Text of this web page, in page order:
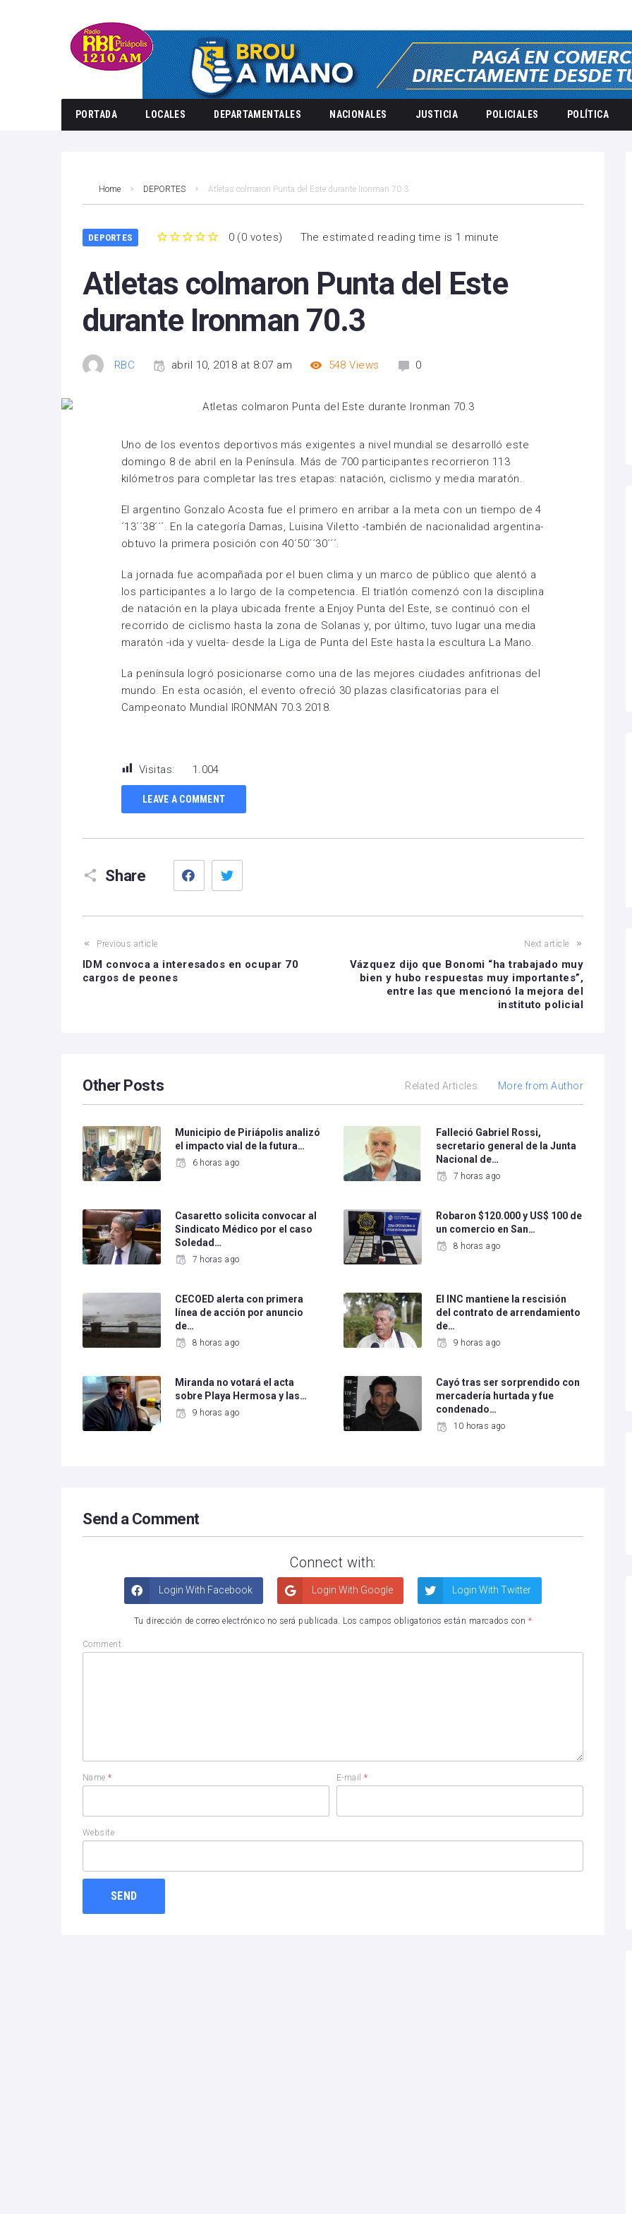
PORTADA LOCALES DEPARTAMENTALES NACIONALES JUSTICIA POLICIALES POLÍTICA
Home DEPORTES Atletas colmaron Punta del Este durante Ironman 70.3
DEPORTES 0 (0 votes) The estimated reading time is 1 minute
Atletas colmaron Punta del Este
durante Ironman 70.3
RBC abril 10, 2018 at 8:07 am 548 Views 0
Uno de los eventos deportivos más exigentes a nivel mundial se desarrolló este
domingo 8 de abril en la Península. Más de 700 participantes recorrieron 113
kilómetros para completar las tres etapas: natación, ciclismo y media maratón.
El argentino Gonzalo Acosta fue el primero en arribar a la meta con un tiempo de 4
´13´´38´´´. En la categoría Damas, Luisina Viletto -también de nacionalidad argentina-
obtuvo la primera posición con 40´50´´30´´´.
La jornada fue acompañada por el buen clima y un marco de público que alentó a
los participantes a lo largo de la competencia. El triatlón comenzó con la disciplina
de natación en la playa ubicada frente a Enjoy Punta del Este, se continuó con el
recorrido de ciclismo hasta la zona de Solanas y, por último, tuvo lugar una media
maratón -ida y vuelta- desde la Liga de Punta del Este hasta la escultura La Mano.
La península logró posicionarse como una de las mejores ciudades anfitrionas del
mundo. En esta ocasión, el evento ofreció 30 plazas clasificatorias para el
Campeonato Mundial IRONMAN 70.3 2018.
Visitas: 1.004
LEAVE A COMMENT
Share
Facebook
Previous article
IDM convoca a interesados en ocupar 70
cargos de peones
Next article
Vázquez dijo que Bonomi “ha trabajado muy
bien y hubo respuestas muy importantes”,
entre las que mencionó la mejora del
instituto policial
Other Posts Related Articles More from Author
Municipio de Piriápolis analizó
el impacto vial de la futura…
6 horas ago
Falleció Gabriel Rossi,
secretario general de la Junta
Nacional de…
7 horas ago
Casaretto solicita convocar al
Sindicato Médico por el caso
Soledad…
7 horas ago
Robaron $120.000 y US$ 100 de
un comercio en San…
8 horas ago
CECOED alerta con primera
línea de acción por anuncio
de…
8 horas ago
El INC mantiene la rescisión
del contrato de arrendamiento
de…
9 horas ago
Miranda no votará el acta
sobre Playa Hermosa y las…
9 horas ago
Cayó tras ser sorprendido con
mercadería hurtada y fue
condenado…
10 horas ago
Send a Comment
Connect with:
Login With Facebook Login With Google Login With Twitter
Tu dirección de correo electrónico no será publicada. Los campos obligatorios están marcados con *
Comment
Name* E-mail*
Website